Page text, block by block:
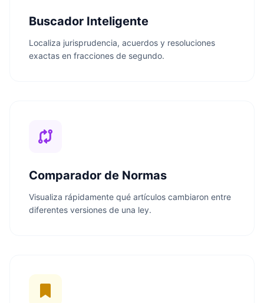
Buscador Inteligente
Localiza jurisprudencia, acuerdos y resoluciones
exactas en fracciones de segundo.
Comparador de Normas
Visualiza rápidamente qué artículos cambiaron entre
diferentes versiones de una ley.